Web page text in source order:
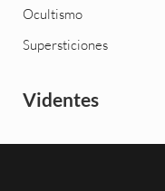
Ocultismo
Supersticiones
Videntes